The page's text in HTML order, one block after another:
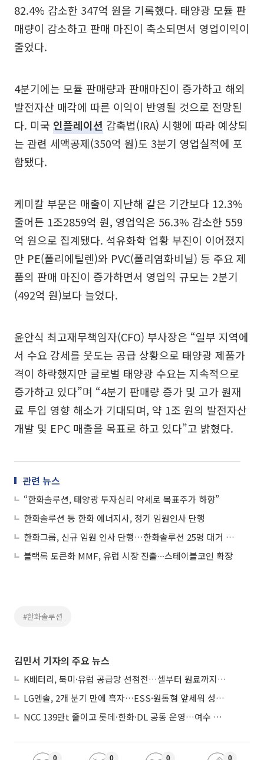
82.4% 감소한 347억 원을 기록했다. 태양광 모듈 판
매량이 감소하고 판매 마진이 축소되면서 영업이익이
줄었다.
4분기에는 모듈 판매량과 판매마진이 증가하고 해외
발전자산 매각에 따른 이익이 반영될 것으로 전망된
다. 미국 인플레이션 감축법(IRA) 시행에 따라 예상되
는 관련 세액공제(350억 원)도 3분기 영업실적에 포
함됐다.
케미칼 부문은 매출이 지난해 같은 기간보다 12.3%
줄어든 1조2859억 원, 영업익은 56.3% 감소한 559
억 원으로 집계됐다. 석유화학 업황 부진이 이어졌지
만 PE(폴리에틸렌)와 PVC(폴리염화비닐) 등 주요 제
품의 판매 마진이 증가하면서 영업익 규모는 2분기
(492억 원)보다 늘었다.
윤안식 최고재무책임자(CFO) 부사장은 “일부 지역에
서 수요 강세를 웃도는 공급 상황으로 태양광 제품가
격이 하락했지만 글로벌 태양광 수요는 지속적으로
증가하고 있다”며 “4분기 판매량 증가 및 고가 원재
료 투입 영향 해소가 기대되며, 약 1조 원의 발전자산
개발 및 EPC 매출을 목표로 하고 있다”고 밝혔다.
관련 뉴스
“한화솔루션, 태양광 투자심리 약세로 목표주가 하향”
한화솔루션 등 한화 에너지사, 정기 임원인사 단행
한화그룹, 신규 임원 인사 단행…한화솔루션 25명 대거 승진
블랙록 토큰화 MMF, 유럽 시장 진출∙∙∙스테이블코인 확장
#한화솔루션
김민서 기자의 주요 뉴스
K배터리, 북미·유럽 공급망 선점전…셀부터 원료까지 현지화
LG엔솔, 2개 분기 만에 흑자…ESS·원통형 앞세워 성장 가속
NCC 139만t 줄이고 롯데·한화·DL 공동 운영…여수 1호 본궤도
0 0 0 0